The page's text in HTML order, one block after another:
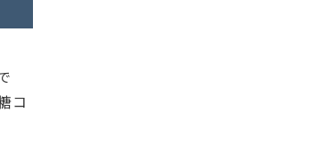
コ